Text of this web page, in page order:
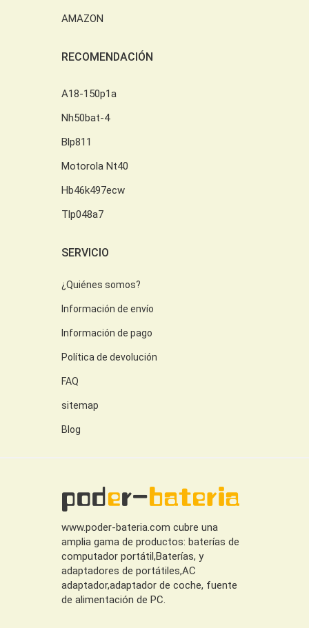
AMAZON
RECOMENDACIÓN
A18-150p1a
Nh50bat-4
Blp811
Motorola Nt40
Hb46k497ecw
Tlp048a7
SERVICIO
¿Quiénes somos?
Información de envío
Información de pago
Política de devolución
FAQ
sitemap
Blog
www.poder-bateria.com cubre una
amplia gama de productos: baterías de
computador portátil,Baterías, y
adaptadores de portátiles,AC
adaptador,adaptador de coche, fuente
de alimentación de PC.